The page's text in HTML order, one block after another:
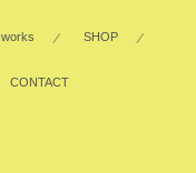
works SHOP
CONTACT